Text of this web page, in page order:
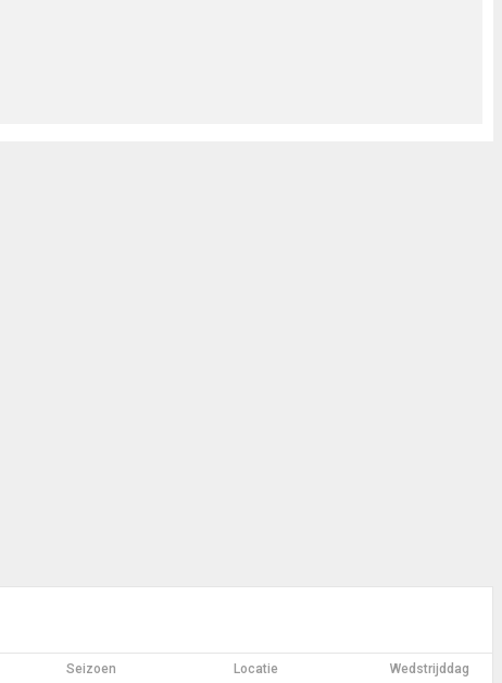
Seizoen Locatie Wedstrijddag